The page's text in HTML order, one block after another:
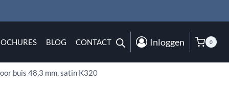
BLOG CONTACT Inloggen 0
buis 48,3 mm, satin K320